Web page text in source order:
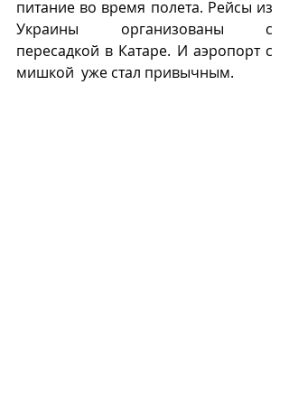
питание во время полета. Рейсы из
Украины организованы с
пересадкой в Катаре. И аэропорт с
мишкой  уже стал привычным.